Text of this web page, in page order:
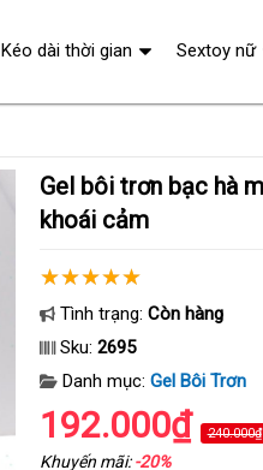
Gel bôi trơn bạc hà mát lạnh Lexy Cooling 55ml tăng
khoái cảm
Tình trạng: Còn hàng
Sku: 2695
Danh mục: Gel Bôi Trơn
192.000₫ 240.000₫
Khuyến mãi:-20%
Kéo dài thời gian Sextoy nữ